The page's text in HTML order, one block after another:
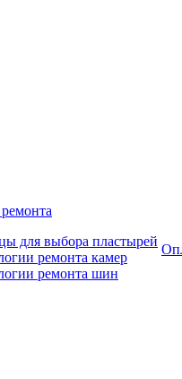
для выбора пластырей
ремонта камер
ремонта шин